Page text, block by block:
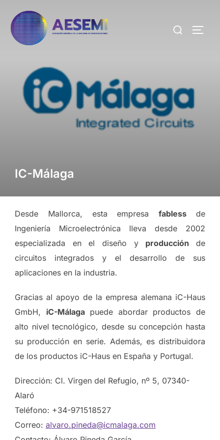
IC-Málaga
Desde Mallorca, esta empresafablessde
Ingeniería Microelectrónica lleva desde 2002
especializada en el diseño y producciónde
circuitos integrados y el desarrollo de sus
aplicaciones en la industria.
Gracias al apoyo de la empresa alemana iC-Haus
GmbH, iC-Málagapuede abordar productos de
alto nivel tecnológico, desde su concepción hasta
su producción en serie. Además, es distribuidora
de los productos iC-Haus en España y Portugal.
Dirección: Cl. Virgen del Refugio, nº 5, 07340-
Alaró
Teléfono: +34-971518527
Correo: alvaro.pineda@icmalaga.com